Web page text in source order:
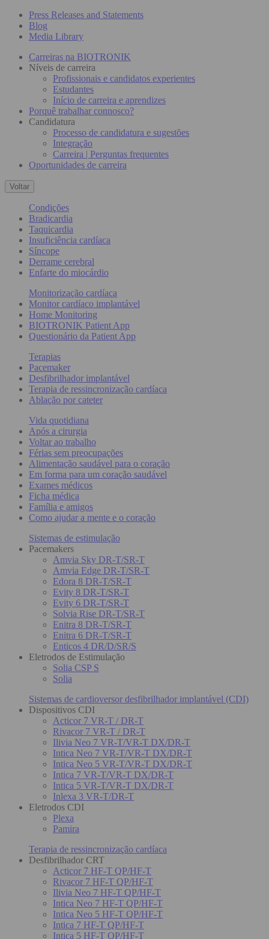
Press Releases and Statements
Blog
Media Library
Carreiras na BIOTRONIK
Níveis de carreira
Profissionais e candidatos experientes
Estudantes
Início de carreira e aprendizes
Porquê trabalhar connosco?
Candidatura
Processo de candidatura e sugestões
Integração
Carreira | Perguntas frequentes
Oportunidades de carreira
Voltar
Condições
Bradicardia
Taquicardia
Insuficiência cardíaca
Síncope
Derrame cerebral
Enfarte do miocárdio
Monitorização cardíaca
Monitor cardíaco implantável
Home Monitoring
BIOTRONIK Patient App
Questionário da Patient App
Terapias
Pacemaker
Desfibrilhador implantável
Terapia de ressincronização cardíaca
Ablação por cateter
Vida quotidiana
Após a cirurgia
Voltar ao trabalho
Férias sem preocupações
Alimentação saudável para o coração
Em forma para um coração saudável
Exames médicos
Ficha médica
Família e amigos
Como ajudar a mente e o coração
Sistemas de estimulação
Pacemakers
Amvia Sky DR-T/SR-T
Amvia Edge DR-T/SR-T
Edora 8 DR-T/SR-T
Evity 8 DR-T/SR-T
Evity 6 DR-T/SR-T
Solvia Rise DR-T/SR-T
Enitra 8 DR-T/SR-T
Enitra 6 DR-T/SR-T
Enticos 4 DR/D/SR/S
Eletrodos de Estimulação
Solia CSP S
Solia
Sistemas de cardioversor desfibrilhador implantável (CDI)
Dispositivos CDI
Acticor 7 VR-T / DR-T
Rivacor 7 VR-T / DR-T
Ilivia Neo 7 VR-T/VR-T DX/DR-T
Intica Neo 7 VR-T/VR-T DX/DR-T
Intica Neo 5 VR-T/VR-T DX/DR-T
Intica 7 VR-T/VR-T DX/DR-T
Intica 5 VR-T/VR-T DX/DR-T
Inlexa 3 VR-T/DR-T
Eletrodos CDI
Plexa
Pamira
Terapia de ressincronização cardíaca
Desfibrilhador CRT
Acticor 7 HF-T QP/HF-T
Rivacor 7 HF-T QP/HF-T
Ilivia Neo 7 HF-T QP/HF-T
Intica Neo 7 HF-T QP/HF-T
Intica Neo 5 HF-T QP/HF-T
Intica 7 HF-T QP/HF-T
Intica 5 HF-T QP/HF-T